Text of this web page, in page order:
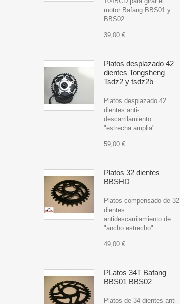
motor Bafang BBS01 y
BBS02
39,00 €
Platos desplazado 42
dientes Tongsheng
Tsdz2 y tsdz2b
Platos desplazado 42
dientes anti-
descarrilamiento
"estrecha amplia"...
59,00 €
Platos 32 dientes
BBSHD
Platos compensado de 32
dientes
antidescarrilamiento de
"ancho estrecho"...
49,00 €
PLatos 34T Bafang
BBS01 BBS02
Platos de 34 dientes anti-